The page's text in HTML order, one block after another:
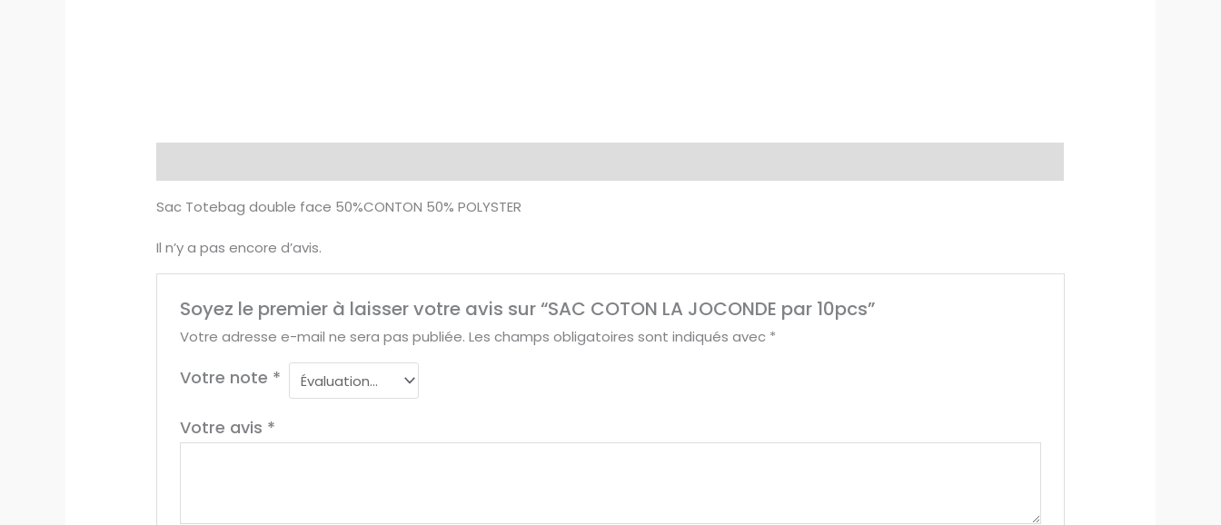
Sac Totebag double face 50%CONTON 50% POLYSTER
Il n’y a pas encore d’avis.
Soyez le premier à laisser votre avis sur “SAC COTON LA JOCONDE par 10pcs”
Votre adresse e-mail ne sera pas publiée. Les champs obligatoires sont indiqués avec *
Votre note *
Votre avis *